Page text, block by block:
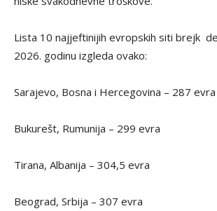
Lista 10 najjeftinijih evropskih siti brejk
2026. godinu izgleda ovako:
Sarajevo, Bosna i Hercegovina – 287 evra
Bukurešt, Rumunija – 299 evra
Tirana, Albanija – 304,5 evra
Beograd, Srbija – 307 evra